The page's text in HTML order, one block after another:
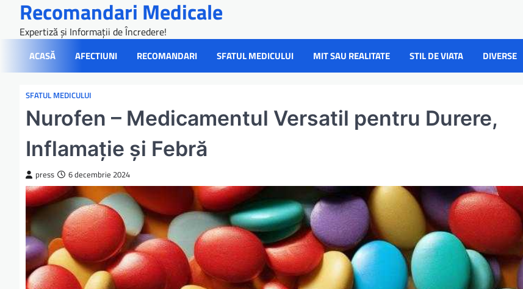
content
Recomandari Medicale
Expertiză și Informații de Încredere!
ACASĂ AFECTIUNI RECOMANDARI SFATUL MEDICULUI MIT SAU REALITATE STIL DE VIATA DIVERSE
SFATUL MEDICULUI
Nurofen – Medicamentul Versatil pentru Durere,
Inflamație și Febră
press 6 decembrie 2024